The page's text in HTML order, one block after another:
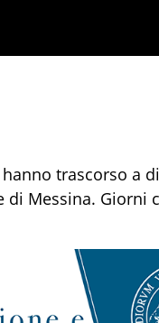
trascorso a
di Messina. Giorni